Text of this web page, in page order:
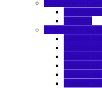
Protección al
Overoles
Protección a las
Guantes
Guantes
Guantes
Guantes de
Guantes
Guantes